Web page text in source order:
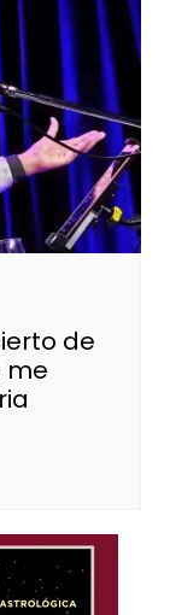
de
me